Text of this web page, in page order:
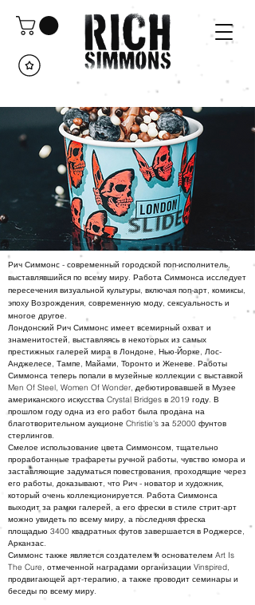
Рич Симмонс - современный городской поп-исполнитель,
выставлявшийся по всему миру. Работа Симмонса исследует
пересечения визуальной культуры, включая поп-арт, комиксы,
эпоху Возрождения, современную моду, сексуальность и
многое другое.
Лондонский Рич Симмонс имеет всемирный охват и
знаменитостей, выставляясь в некоторых из самых
престижных галерей мира в Лондоне, Нью-Йорке, Лос-
Анджелесе, Тампе, Майами, Торонто и Женеве. Работы
Симмонса теперь попали в музейные коллекции с выставкой
Men Of Steel, Women Of Wonder, дебютировавшей в Музее
американского искусства Crystal Bridges в 2019 году. В
прошлом году одна из его работ была продана на
благотворительном аукционе Christie's за 52000 фунтов
стерлингов.
Смелое использование цвета Симмонсом, тщательно
проработанные трафареты ручной работы, чувство юмора и
заставляющие задуматься повествования, проходящие через
его работы, доказывают, что Рич - новатор и художник,
который очень коллекционируется. Работа Симмонса
выходит за рамки галерей, а его фрески в стиле стрит-арт
можно увидеть по всему миру, а последняя фреска
площадью 3400 квадратных футов завершается в Роджерсе,
Арканзас.
Симмонс также является создателем и основателем Art Is
The Cure, отмеченной наградами организации Vinspired,
продвигающей арт-терапию, а также проводит семинары и
беседы по всему миру.